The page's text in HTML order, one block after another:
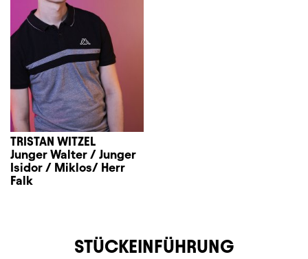
TRISTAN WITZEL
Junger Walter / Junger
Isidor / Miklos/ Herr
Falk
STÜCKEINFÜHRUNG